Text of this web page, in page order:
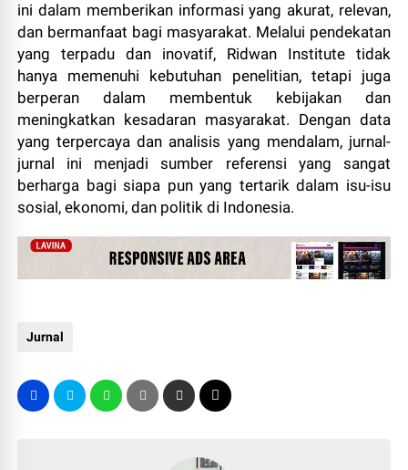
ini dalam memberikan informasi yang akurat, relevan,
dan bermanfaat bagi masyarakat. Melalui pendekatan
yang terpadu dan inovatif, Ridwan Institute tidak
hanya memenuhi kebutuhan penelitian, tetapi juga
berperan dalam membentuk kebijakan dan
meningkatkan kesadaran masyarakat. Dengan data
yang terpercaya dan analisis yang mendalam, jurnal-
jurnal ini menjadi sumber referensi yang sangat
berharga bagi siapa pun yang tertarik dalam isu-isu
sosial, ekonomi, dan politik di Indonesia.
Jurnal